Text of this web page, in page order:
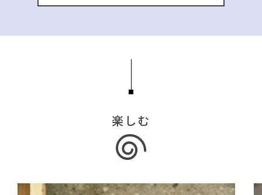
楽しむ